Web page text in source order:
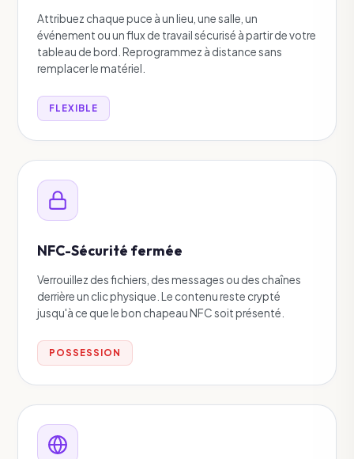
Attribuez chaque puce à un lieu, une salle, un
événement ou un flux de travail sécurisé à partir de votre
tableau de bord. Reprogrammez à distance sans
remplacer le matériel.
FLEXIBLE
NFC-Sécurité fermée
Verrouillez des fichiers, des messages ou des chaînes
derrière un clic physique. Le contenu reste crypté
jusqu'à ce que le bon chapeau NFC soit présenté.
POSSESSION